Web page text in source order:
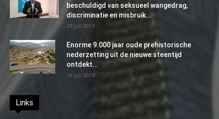
beschuldigd van seksueel wangedrag,
discriminatie en misbruik...
29 juli 2019
Enorme 9.000 jaar oude prehistorische
nederzetting uit de nieuwe steentijd
ontdekt...
16 juli 2019
Links